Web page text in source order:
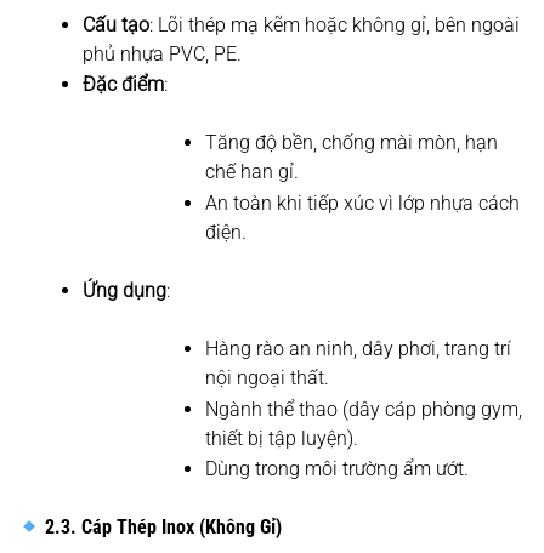
Cấu tạo: Lõi thép mạ kẽm hoặc không gỉ, bên ngoài
phủ nhựa PVC, PE.
Đặc điểm:
Tăng độ bền, chống mài mòn, hạn
chế han gỉ.
An toàn khi tiếp xúc vì lớp nhựa cách
điện.
Ứng dụng:
Hàng rào an ninh, dây phơi, trang trí
nội ngoại thất.
Ngành thể thao (dây cáp phòng gym,
thiết bị tập luyện).
Dùng trong môi trường ẩm ướt.
2.3. Cáp Thép Inox (Không Gỉ)